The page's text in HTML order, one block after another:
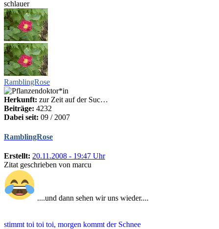
schlauer
RamblingRose
Herkunft: zur Zeit auf der Suc…
Beiträge: 4232
Dabei seit: 09 / 2007
RamblingRose
Erstellt: 20.11.2008 - 19:47 Uhr
Zitat geschrieben von marcu
....und dann sehen wir uns wieder....
stimmt toi toi toi, morgen kommt der Schnee